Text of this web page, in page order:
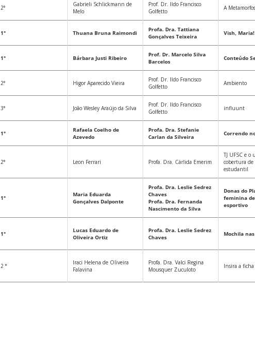
2°
Gabrieli Schlickmann de
Melo
Prof. Dr. Ildo Francisco
Golfetto
A
1° Thuana Bruna Raimondi
Profa. Dra. Tattiana
Gonçalves Teixeira
Vish, Maria!
1° Bárbara Justi Ribeiro
Prof. Dr. Marcelo Silva
Barcelos
Conteúdo
2° Higor Aparecido Vieira
Prof. Dr. Ildo Francisco
Golfetto
Ambiento
3° João Wesley Araújo da Silva
Prof. Dr. Ildo Francisco
Golfetto
influunt
1°
Rafaela Coelho de
Azevedo
Profa. Dra. Stefanie
Carlan da Silveira
Correndo
2° Leon Ferrari Profa. Dra. Cárlida Emerim
TJ UFSC e o
cobertura de
estudantil
1°
Maria Eduarda
Gonçalves Dalponte
Profa. Dra. Leslie Sedrez
Chaves
Profa. Dra. Fernanda
Nascimento da Silva
Donas do
feminina
esportivo
1°
Lucas Eduardo de
Oliveira Ortiz
Profa. Dra. Leslie Sedrez
Chaves
Mochila
2 °
Iraci Helena de Oliveira
Falavina
Profa. Dra. Valci Regina
Mousquer Zuculoto
Insira a ficha